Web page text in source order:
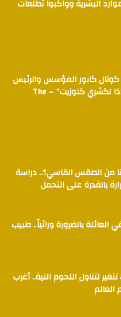
البشرية وواكبوا تطلعات
كابور المؤسس والرئيس
التنفيذي لمنصة “ذا لكشري كلوزيت” – The
من الطقس القاسي؟.. دراسة
بالقدرة على التحمل
بالضرورة وراثياً.. طبيب
لتناول اللحوم النية.. أغرب
العالم